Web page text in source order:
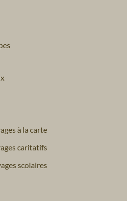
à la carte
caritatifs
scolaires